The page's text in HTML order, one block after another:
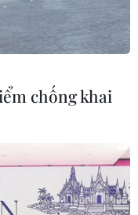
úng cục bộ,
San, đã gây
một hộ gia đình
mầm non và nhà
chống khai